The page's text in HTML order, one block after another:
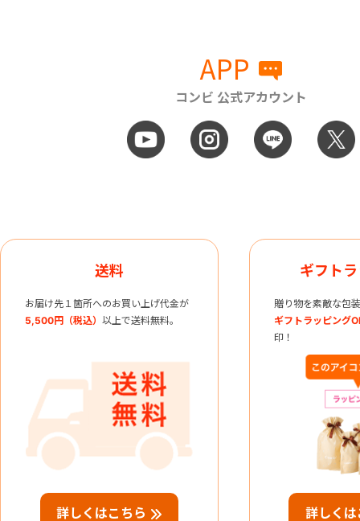
APP
コンビ 公式アカウント
送料
お届け先１箇所へのお買い上げ代金が
5,500円（税込） 以上で送料無料。
詳しくはこちら
ギフト
贈り物を素敵な包
ギフトラッピング
印！
詳しくは